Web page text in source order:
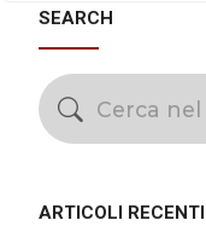
SEARCH
ARTICOLI RECENTI